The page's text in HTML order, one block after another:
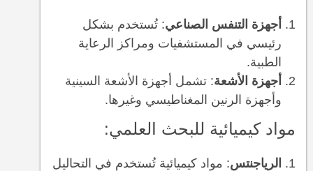
أجهزة التنفس الصناعي: تُستخدم بشكل
رئيسي في المستشفيات ومراكز الرعاية
الطبية.
أجهزة الأشعة: تشمل أجهزة الأشعة السينية
وأجهزة الرنين المغناطيسي وغيرها.
مواد كيميائية للبحث العلمي:
الرياجنتس: مواد كيميائية تُستخدم في التحاليل